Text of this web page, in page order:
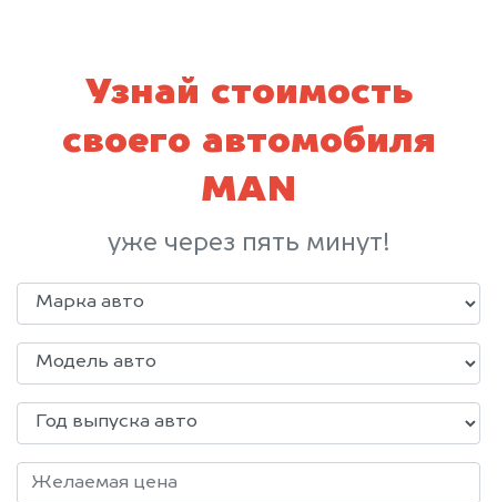
Узнай стоимость
своего автомобиля
MAN
уже через пять минут!